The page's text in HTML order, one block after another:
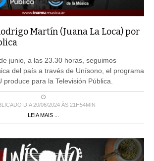
Martín (Juana La Loca) por
junio, a las 23.30 horas, seguimos
del país a través de Unísono, el programa
produce para la Televisión Pública.
DIA 20/06/2024 ÀS 21H54MIN
LEIA MAIS ...